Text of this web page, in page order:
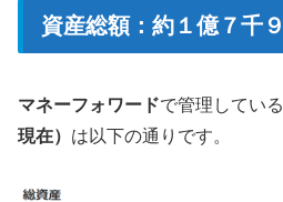
資産総額：約１億７千
マネーフォワードで管理している
現在） は以下の通りです。